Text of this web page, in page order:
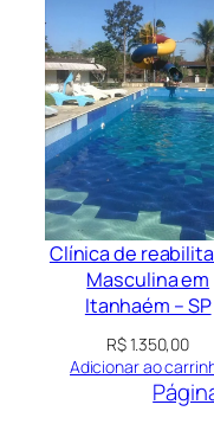
Clínica de
Masculina em
Itanhaém – SP
R$1.350,00
Adicionar ao